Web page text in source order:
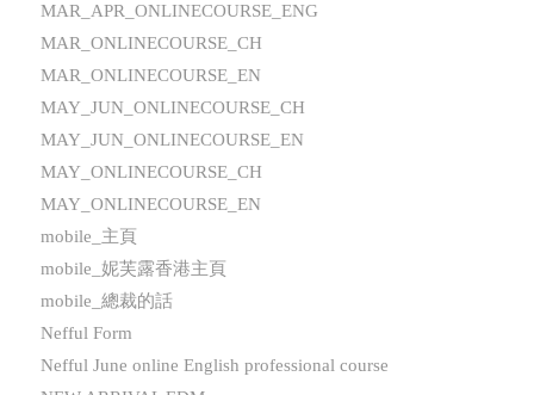
MAR_APR_ONLINECOURSE_ENG
MAR_ONLINECOURSE_CH
MAR_ONLINECOURSE_EN
MAY_JUN_ONLINECOURSE_CH
MAY_JUN_ONLINECOURSE_EN
MAY_ONLINECOURSE_CH
MAY_ONLINECOURSE_EN
mobile_主頁
mobile_妮芙露香港主頁
mobile_總裁的話
Nefful Form
Nefful June online English professional course